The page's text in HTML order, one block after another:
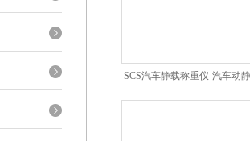
SCS汽车静载称重仪-汽车动